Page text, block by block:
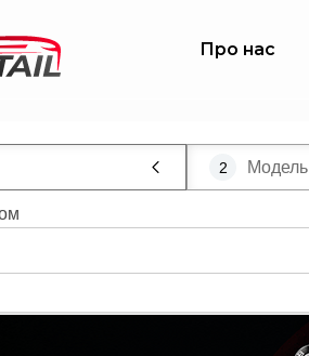
Про нас
2 Модель